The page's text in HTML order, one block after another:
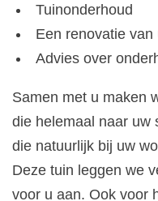
Tuinonderhoud
Een renovatie van
Advies over
Samen met u maken
die helemaal naar uw
die natuurlijk bij uw
Deze tuin leggen we
voor u aan. Ook voor